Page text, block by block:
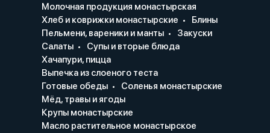
Молочная продукция монастырская
Хлеб и коврижки монастырские
Блины
Пельмени, вареники и манты
Закуски
Салаты
Супы и вторые блюда
Хачапури, пицца
Выпечка из слоеного теста
Готовые обеды
Соленья монастырские
Мёд, травы и ягоды
Крупы монастырские
Масло растительное монастырское